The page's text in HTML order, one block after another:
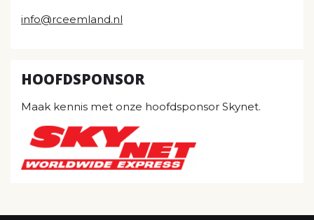
info@rceemland.nl
HOOFDSPONSOR
Maak kennis met onze hoofdsponsor Skynet.